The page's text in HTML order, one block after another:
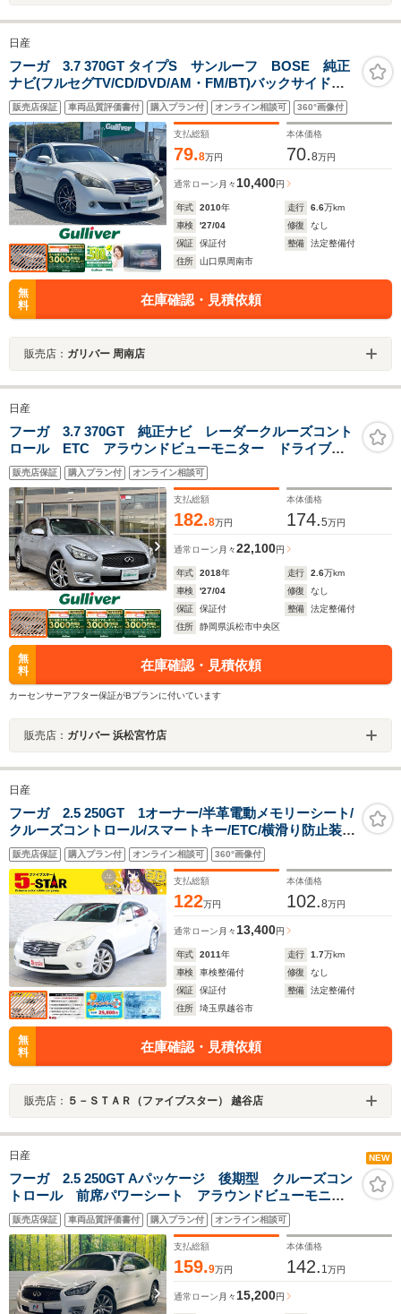
日産
フーガ 3.7 370GT タイプS サンルーフ BOSE 純正
ナビ(フルセグTV/CD/DVD/AM・FM/BT)バックサイドカ
メラ ETC パドルシフト クルコン パワーシート
シートヒーター エアシート キャリパー スペアキ
ー 取説
販売店保証 車両品質評価書付 購入プラン付 オンライン相談可 360°画像付
支払総額
79.8万円
本体価格
70.8万円
通常ローン 月々10,400円
年式 2010年 走行 6.6万km
車検
'27/04 修復
なし
保証
保証付 整備
法定整備付
住所
山口県周南市
無
料
在庫確認・見積依頼
販売店： ガリバー 周南店
日産
フーガ 3.7 370GT 純正ナビ レーダークルーズコント
ロール ETC アラウンドビューモニター ドライブレ
コーダー パワーシート シートヒーター エアシー
ト 純正アルミホイール コーナーセンサー オットマ
ン プロパイロット
販売店保証 購入プラン付 オンライン相談可
支払総額
182.8万円
本体価格
174.5万円
通常ローン 月々22,100円
年式 2018年 走行 2.6万km
車検
'27/04 修復
なし
保証
保証付 整備
法定整備付
住所
静岡県浜松市中央区
無
料
在庫確認・見積依頼
カーセンサーアフター保証がBプランに付いています
販売店： ガリバー 浜松宮竹店
日産
フーガ 2.5 250GT 1オーナー/半革電動メモリーシート/
クルーズコントロール/スマートキー/ETC/横滑り防止装
置/純正ナビ/Bluetooth/サイド・バックカメラ/地デジ/HID
オートライト/純正AW
販売店保証 購入プラン付 オンライン相談可 360°画像付
支払総額
122万円
本体価格
102.8万円
通常ローン 月々13,400円
年式 2011年 走行 1.7万km
車検
車検整備付 修復
なし
保証
保証付 整備
法定整備付
住所
埼玉県越谷市
無
料
在庫確認・見積依頼
販売店： ５－ＳＴＡＲ（ファイブスター） 越谷店
日産 NEW
フーガ 2.5 250GT Aパッケージ 後期型 クルーズコン
トロール 前席パワーシート アラウンドビューモニタ
ー クリアランスソナー LEDヘッドライト 禁煙車 1
オーナー カーウイングス対応8型HDDナビ 純正18イン
チアルミホイール
販売店保証 車両品質評価書付 購入プラン付 オンライン相談可
支払総額
159.9万円
本体価格
142. 1万円
通常ローン 月々 15,200円